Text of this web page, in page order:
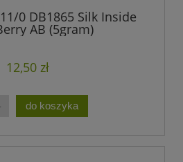
0 DB1865 Silk Inside
AB (5gram)
12,50 zł
do koszyka